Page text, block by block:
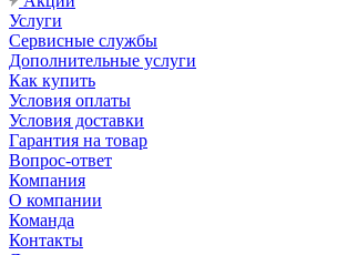
Услуги
Сервисные службы
Дополнительные услуги
Как купить
Условия оплаты
Условия доставки
Гарантия на товар
Вопрос-ответ
Компания
О компании
Команда
Контакты